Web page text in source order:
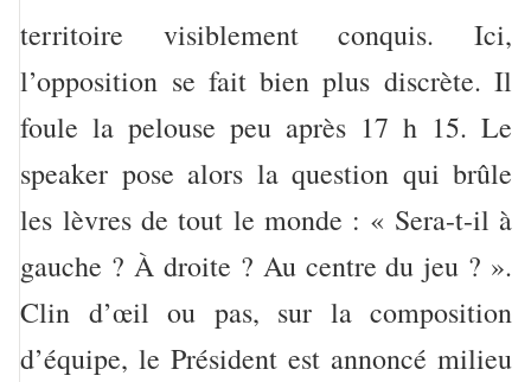
territoire visiblement conquis. Ici,
l’opposition se fait bien plus discrète. Il
foule la pelouse peu après 17 h 15. Le
speaker pose alors la question qui brûle
les lèvres de tout le monde : « Sera-t-il à
gauche ? À droite ? Au centre du jeu ? ».
Clin d’œil ou pas, sur la composition
d’équipe, le Président est annoncé milieu